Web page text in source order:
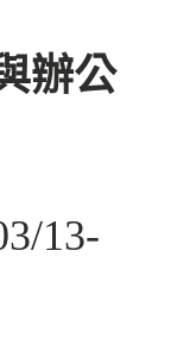
辦公
13-